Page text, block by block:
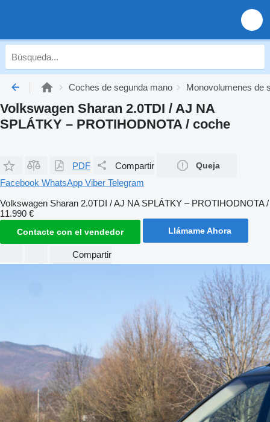
Coches de segunda mano Monovolumenes de
Volkswagen Sharan 2.0TDI / AJ NA
SPLÁTKY – PROTIHODNOTA / coche
PDF Compartir Queja
Facebook WhatsApp Viber Telegram
Volkswagen Sharan 2.0TDI / AJ NA SPLÁTKY – PROTIHODNOTA /
11.990 €
Contacte con el vendedor Llámame Ahora
Compartir